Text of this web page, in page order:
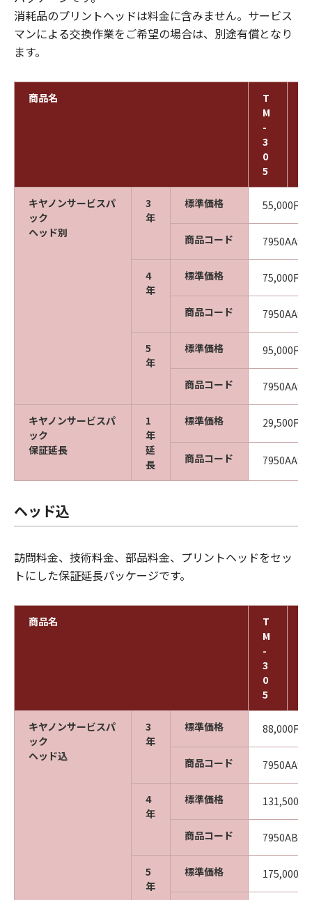
消耗品のプリントヘッドは料金に含みません。サービス
マンによる交換作業をご希望の場合は、別途有償となり
ます。
商品名
T
M
-
3
0
5
キヤノンサービスパ
ック
ヘッド別
3
年
標準価格 55,000円
商品コード 7950AA95
4
年
標準価格 75,000円
商品コード 7950AA96
5
年
標準価格 95,000円
商品コード 7950AA97
キヤノンサービスパ
ック
保証延長
1
年
延
長
標準価格 29,500円
商品コード 7950AA98
ヘッド込
訪問料金、技術料金、部品料金、プリントヘッドをセッ
トにした保証延長パッケージです。
商品名
T
M
-
3
0
5
キヤノンサービスパ
ック
ヘッド込
3
年
標準価格 88,000円
商品コード 7950AA99
4
年
標準価格 131,500円
商品コード 7950AB01
5
年
標準価格 175,000円